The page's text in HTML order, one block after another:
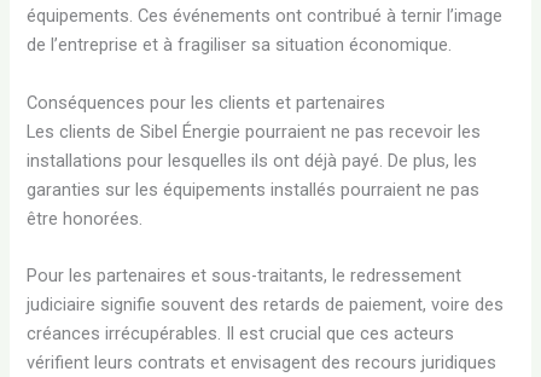
équipements. Ces événements ont contribué à ternir l’image
de l’entreprise et à fragiliser sa situation économique.
Conséquences pour les clients et partenaires
Les clients de Sibel Énergie pourraient ne pas recevoir les
installations pour lesquelles ils ont déjà payé. De plus, les
garanties sur les équipements installés pourraient ne pas
être honorées.
Pour les partenaires et sous-traitants, le redressement
judiciaire signifie souvent des retards de paiement, voire des
créances irrécupérables. Il est crucial que ces acteurs
vérifient leurs contrats et envisagent des recours juridiques